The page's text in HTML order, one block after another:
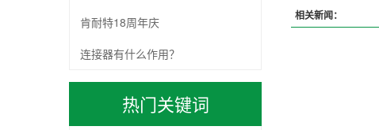
肯耐特18周年庆
连接器有什么作用？
热门关键词
相关新闻：